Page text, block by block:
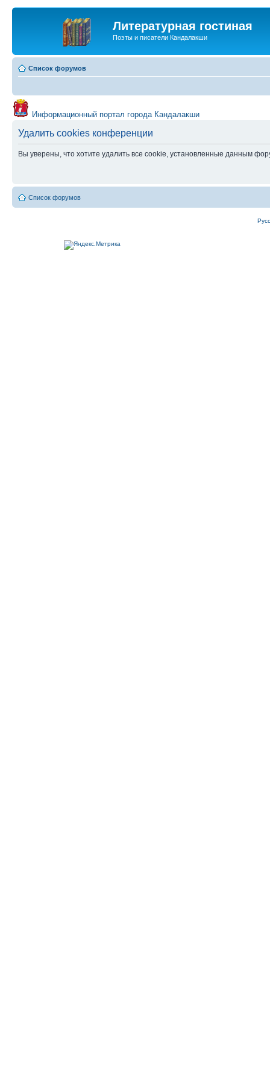
Литературная гостиная
Поэты и писатели Кандалакши
Список форумов
Информационный портал города Кандалакши
Удалить cookies конференции
Вы уверены, что хотите удалить все cookie, установленные данным
Список форумов